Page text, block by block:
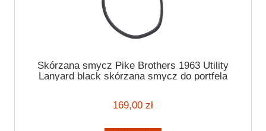
Skórzana smycz Pike Brothers 1963 Utility
Lanyard black skórzana smycz do portfela
169,00 zł